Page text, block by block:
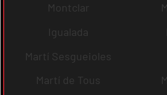
Montclar
Igualada
Martí Sesgueioles
Martí de Tous